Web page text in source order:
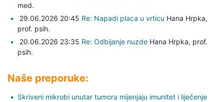
med.
29.06.2026 20:45 Re: Napadi placa u vrticu Hana Hrpka,
prof. psih.
20.06.2026 23:35 Re: Odbijanje nuzde Hana Hrpka, prof.
psih.
Naše preporuke:
Skriveni mikrobi unutar tumora mijenjaju imunitet i liječenje